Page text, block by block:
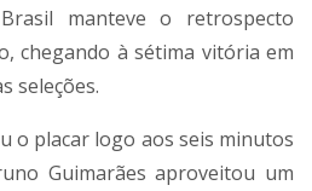
manteve o retrospecto
chegando à sétima vitória em
seleções.
o placar logo aos seis minutos
Guimarães aproveitou um